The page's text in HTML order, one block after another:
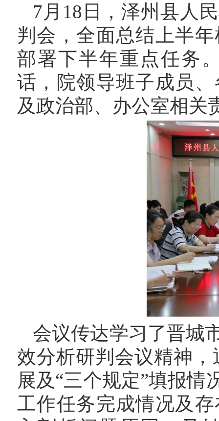
7月18日，泽州县人
判会，全面总结上半
部署下半年重点任务
话，院领导班子成员
及政治部、办公室相关
会议传达学习了晋城
效分析研判会议精神
展及“三个规定”填报
工作任务完成情况及